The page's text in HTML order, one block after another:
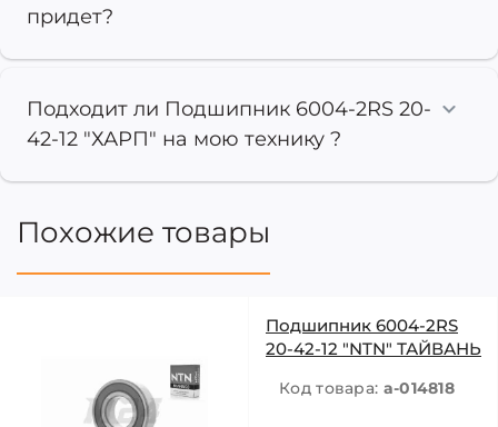
придет?
Подходит ли Подшипник 6004-2RS 20-
42-12 "ХАРП" на мою технику ?
Похожие товары
Подшипник 6004-2RS
20-42-12 "NTN" ТАЙВАНЬ
Код товара: a-014818